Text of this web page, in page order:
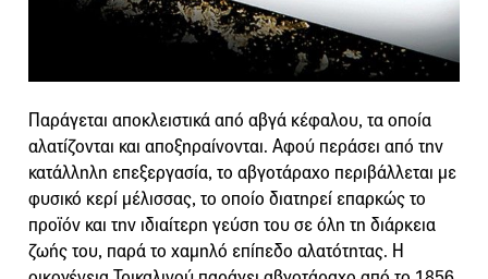
Παράγεται αποκλειστικά από αβγά κέφαλου, τα οποία
αλατίζονται και αποξηραίνονται. Αφού περάσει από την
κατάλληλη επεξεργασία, το αβγοτάραχο περιβάλλεται με
φυσικό κερί μέλισσας, το οποίο διατηρεί επαρκώς το
προϊόν και την ιδιαίτερη γεύση του σε όλη τη διάρκεια
ζωής του, παρά το χαμηλό επίπεδο αλατότητας. Η